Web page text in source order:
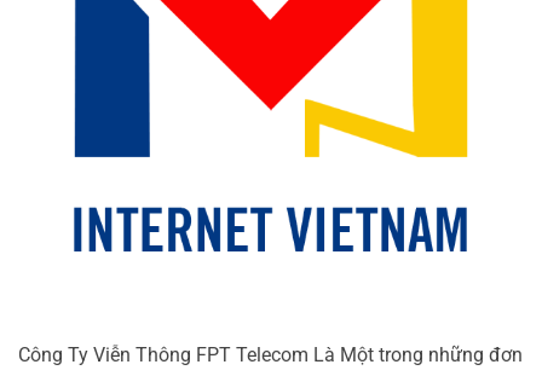
Công Ty Viễn Thông FPT Telecom Là Một trong những đơn